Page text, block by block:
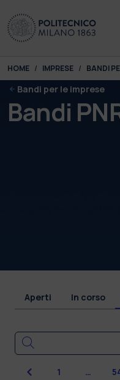
You are here:
HOME IMPRESE BANDI
Bandi per le imprese
Bandi
Aperti In corso
Precedente
1 …